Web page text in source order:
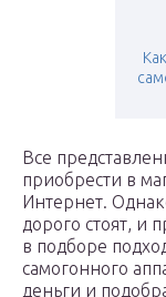
Все
приобрести в
Интернет.
дорого стоят, и
в подборе
самогонного
деньги и